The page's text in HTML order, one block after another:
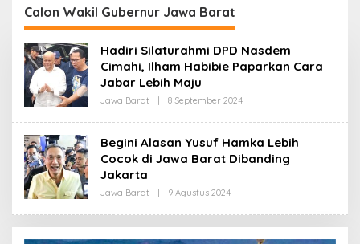
Padalarang
Belanja Daerah
Calon Wakil Gubernur Jawa Barat
Hadiri Silaturahmi DPD Nasdem
Cimahi, Ilham Habibie Paparkan Cara
Jabar Lebih Maju
Jawa Barat 8 September 2024
E
R
E
I
Begini Alasan Yusuf Hamka Lebih
Cocok di Jawa Barat Dibanding
Jakarta
Jawa Barat 9 Agustus 2024
E
H
R